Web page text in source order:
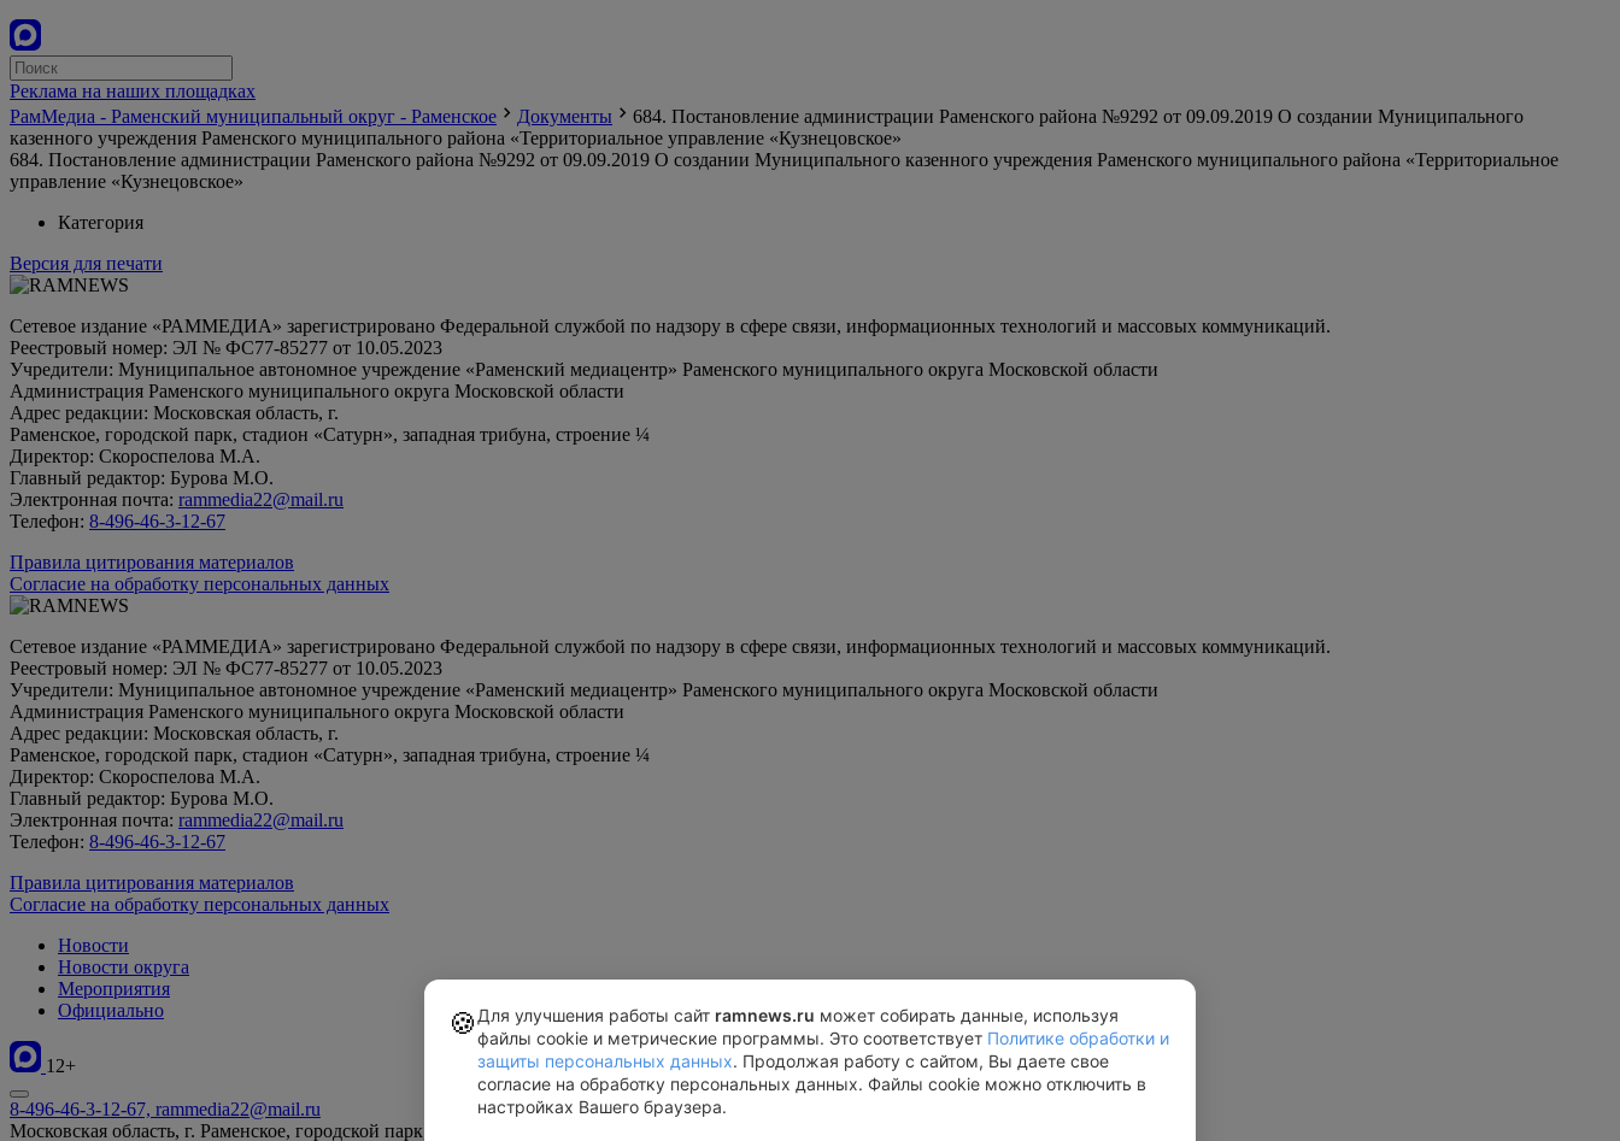
Реклама на наших площадках
РамМедиа - Раменский муниципальный округ - Раменское
Документы
684. Постановление администрации Раменского района №9292 от 09.09.2019 О создании Муниципального
казенного учреждения Раменского муниципального района «Территориальное управление «Кузнецовское»
684. Постановление администрации Раменского района №9292 от 09.09.2019 О создании Муниципального казенного учреждения Раменского муниципального района «Территориальное
управление «Кузнецовское»
Категория
Версия для печати
Сетевое издание «РАММЕДИА» зарегистрировано Федеральной службой по надзору в сфере связи, информационных технологий и массовых коммуникаций.
Реестровый номер: ЭЛ № ФС77-85277 от 10.05.2023
Учредители: Муниципальное автономное учреждение «Раменский медиацентр» Раменского муниципального округа Московской области
Администрация Раменского муниципального округа Московской области
Адрес редакции: Московская область, г.
Раменское, городской парк, стадион «Сатурн», западная трибуна, строение ¼
Директор: Скороспелова М.А.
Главный редактор: Бурова М.О.
Электронная почта: rammedia22@mail.ru
Телефон: 8-496-46-3-12-67
Правила цитирования материалов
Согласие на обработку персональных данных
Сетевое издание «РАММЕДИА» зарегистрировано Федеральной службой по надзору в сфере связи, информационных технологий и массовых коммуникаций.
Реестровый номер: ЭЛ № ФС77-85277 от 10.05.2023
Учредители: Муниципальное автономное учреждение «Раменский медиацентр» Раменского муниципального округа Московской области
Администрация Раменского муниципального округа Московской области
Адрес редакции: Московская область, г.
Раменское, городской парк, стадион «Сатурн», западная трибуна, строение ¼
Директор: Скороспелова М.А.
Главный редактор: Бурова М.О.
Электронная почта: rammedia22@mail.ru
Телефон: 8-496-46-3-12-67
Правила цитирования материалов
Согласие на обработку персональных данных
Новости
Новости округа
Мероприятия
Официально
12+
8-496-46-3-12-67, rammedia22@mail.ru
Московская область, г. Раменское, городской парк, стадион «Сатурн», западная трибуна, строение ¼
🍪 Для улучшения работы сайт ramnews.ru может собирать данные, используя
файлы cookie и метрические программы. Это соответствует Политике обработки и
защиты персональных данных. Продолжая работу с сайтом, Вы даете свое
согласие на обработку персональных данных. Файлы cookie можно отключить в
настройках Вашего браузера.